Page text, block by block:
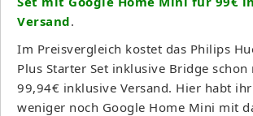
Versand.
Im Preisvergleich kostet das Philips
Plus Starter Set inklusive Bridge schon
99,94€ inklusive Versand. Hier habt
weniger noch Google Home Mini mit